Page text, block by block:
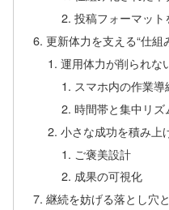
投稿フォーマッ
更新体力を支える“仕組
運用体力が削られな
スマホ内の作業
時間帯と集中リズ
小さな成功を積み上
ご褒美設計
成果の可視化
継続を妨げる落とし穴